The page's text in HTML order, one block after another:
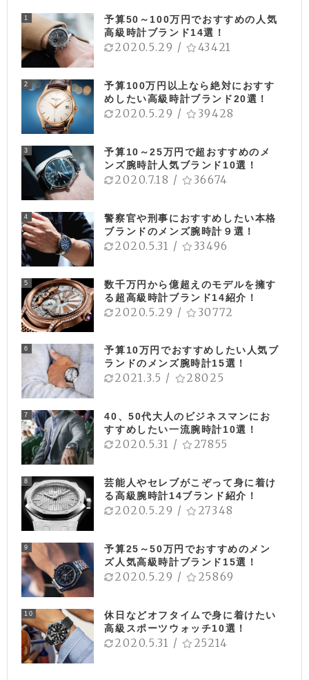
1
予算50～100万円でおすすめの人気
高級時計ブランド14選！
2020.5.29 / 43421
2
予算100万円以上なら絶対におすす
めしたい高級時計ブランド20選！
2020.5.29 / 39428
3
予算10～25万円で超おすすめのメ
ンズ腕時計人気ブランド10選！
2020.7.18 / 36674
4
警察官や刑事におすすめしたい本格
ブランドのメンズ腕時計９選！
2020.5.31 / 33496
5
数千万円から億超えのモデルを擁す
る超高級時計ブランド14紹介！
2020.5.29 / 30772
6
予算10万円でおすすめしたい人気ブ
ランドのメンズ腕時計15選！
2021.3.5 / 28025
7
40、50代大人のビジネスマンにお
すすめしたい一流腕時計10選！
2020.5.31 / 27855
8
芸能人やセレブがこぞって身に着け
る高級腕時計14ブランド紹介！
2020.5.29 / 27348
9
予算25～50万円でおすすめのメン
ズ人気高級時計ブランド15選！
2020.5.29 / 25869
10
休日などオフタイムで身に着けたい
高級スポーツウォッチ10選！
2020.5.31 / 25214